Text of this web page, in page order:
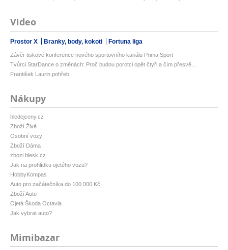
Video
Prostor X Branky, body, kokoti Fortuna liga
Závěr tiskové konference nového sportovního kanálu Prima Sport
Tvůrci StarDance o změnách: Proč budou porotci opět čtyři a čím přesvě...
František Laurin pohřeb
Nákupy
hledejceny.cz
Zboží Živě
Osobní vozy
Zboží Dáma
zbozi.blesk.cz
Jak na prohlídku ojetého vozu?
HobbyKompas
Auto pro začátečníka do 100 000 Kč
Zboží Auto
Ojetá Škoda Octavia
Jak vybrat auto?
Mimibazar